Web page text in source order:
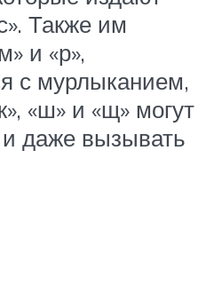
Также им
и «р»,
с мурлыканием,
«ш» и «щ» могут
даже вызывать